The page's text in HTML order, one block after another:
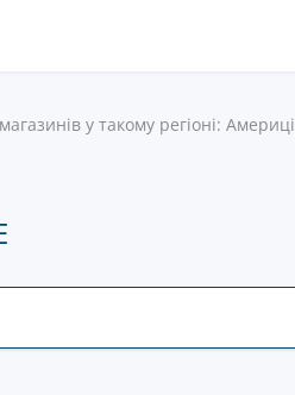
у такому регіоні: Америці